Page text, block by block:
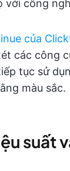
với công
của
các công
tục sử
màu sắc.
suất